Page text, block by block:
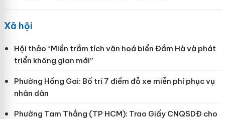
Xã hội
Hội thảo “Miền trầm tích văn hoá biển Đầm Hà và phát
triển không gian mới”
Phường Hồng Gai: Bố trí 7 điểm đỗ xe miễn phí phục vụ
nhân dân
Phường Tam Thắng (TP HCM): Trao Giấy CNQSDĐ cho